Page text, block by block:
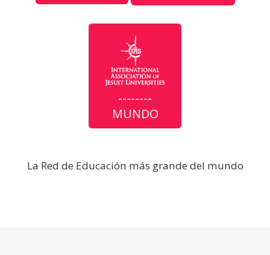
--------
MUNDO
La Red de Educación más grande del mundo
Mujeres que corren con los
lobos
Círculo de lectura.
27 de agosto, 17:30 hrs. Sala Cowork.
Registra tu asistencia